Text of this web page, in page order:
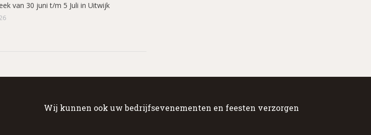
van 30 juni t/m 5 Juli in Uitwijk
Wij kunnen ook uw bedrijfsevenementen en feesten verzorgen